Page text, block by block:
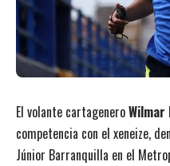
El volante cartagenero
competencia con el xeneize,
Júnior Barranquilla en el